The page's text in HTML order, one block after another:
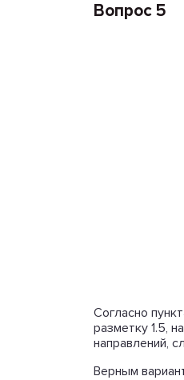
Вопрос 5
Согласно
разметку 1.5,
направлений,
Верным